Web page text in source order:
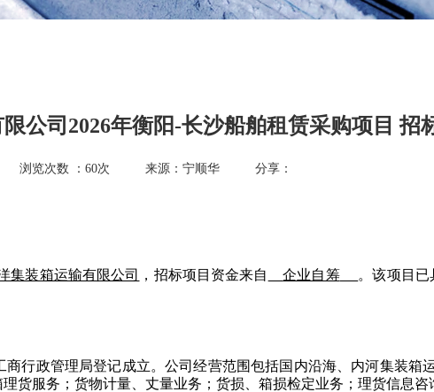
公司2026年衡阳-长沙船舶租赁采购项目 招
浏览次数 ： 60次 来源：宁顺华 分享：
集装箱运输有限公司 ，招标项目资金来自 企业自筹 。该项目
行政管理局登记成立。公司经营范围包括国内沿海、内河集装箱
货服务；货物计量、丈量业务；货损、箱损检定业务；理货信息